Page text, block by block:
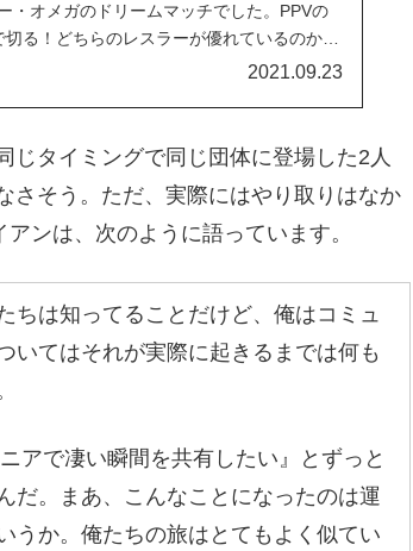
・オメガのドリームマッチでした。PPVの
る！どちらのレスラーが優れているのかを
プロレスファンを大興奮させまし2021.09.23
タイミングで同じ団体に登場した2人
さそう。ただ、実際にはやり取りはなか
ンは、次のように語っています。
ちは知ってることだけど、俺はコミュ
いてはそれが実際に起きるまでは何も
アで凄い瞬間を共有したい』とずっと
だ。まあ、こんなことになったのは運
うか。俺たちの旅はとてもよく似てい